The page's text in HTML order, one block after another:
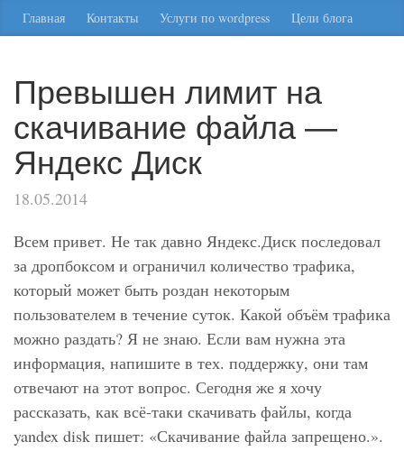
Главная Контакты Услуги по wordpress Цели блога
Превышен лимит на
скачивание файла —
Яндекс Диск
18.05.2014
Всем привет. Не так давно Яндекс.Диск последовал
за дропбоксом и ограничил количество трафика,
который может быть роздан некоторым
пользователем в течение суток. Какой объём трафика
можно раздать? Я не знаю. Если вам нужна эта
информация, напишите в тех. поддержку, они там
отвечают на этот вопрос. Сегодня же я хочу
рассказать, как всё-таки скачивать файлы, когда
yandex disk пишет: «Скачивание файла запрещено.».